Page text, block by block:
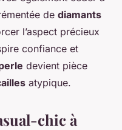
de diamants
l’aspect précieux
confiance et
devient pièce
atypique.
chic à